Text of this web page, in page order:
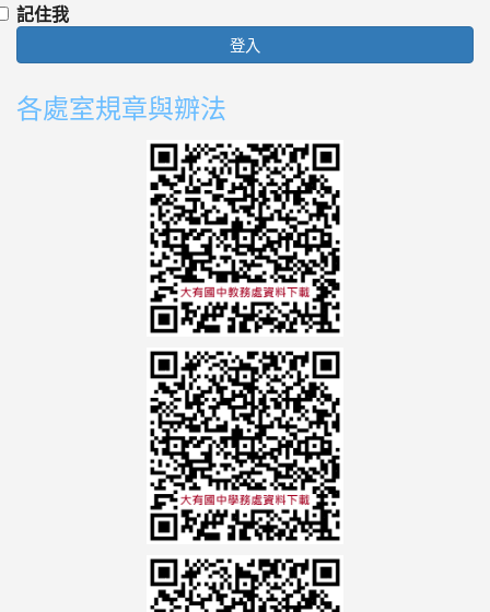
記住我
登入
各處室規章與辧法